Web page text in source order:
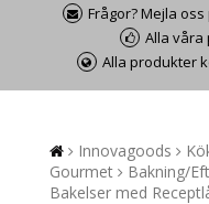
Frågor? Mejla
Alla
Alla produkter
Innovagoods
Gourmet
Bakning/
Bakelser med